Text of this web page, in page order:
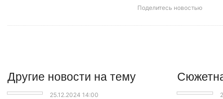
Поделитесь новостью
Другие новости на тему
25.12.2024 14:00